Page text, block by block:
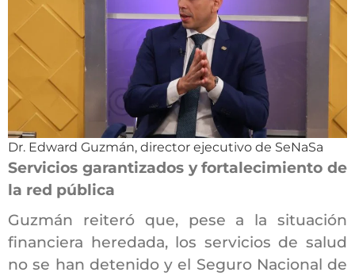
Dr. Edward Guzmán, director ejecutivo de SeNaSa
Servicios garantizados y fortalecimiento de
la red pública
Guzmán reiteró que, pese a la situación
financiera heredada, los servicios de salud
no se han detenido y el Seguro Nacional de